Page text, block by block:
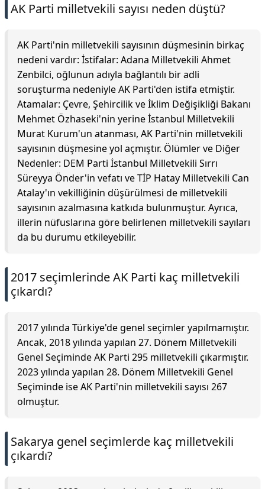
AK Parti milletvekili sayısı neden düştü?
AK Parti'nin milletvekili sayısının düşmesinin birkaç
nedeni vardır: İstifalar: Adana Milletvekili Ahmet
Zenbilci, oğlunun adıyla bağlantılı bir adli
soruşturma nedeniyle AK Parti'den istifa etmiştir.
Atamalar: Çevre, Şehircilik ve İklim Değişikliği Bakanı
Mehmet Özhaseki'nin yerine İstanbul Milletvekili
Murat Kurum'un atanması, AK Parti'nin milletvekili
sayısının düşmesine yol açmıştır. Ölümler ve Diğer
Nedenler: DEM Parti İstanbul Milletvekili Sırrı
Süreyya Önder'in vefatı ve TİP Hatay Milletvekili Can
Atalay'ın vekilliğinin düşürülmesi de milletvekili
sayısının azalmasına katkıda bulunmuştur. Ayrıca,
illerin nüfuslarına göre belirlenen milletvekili sayıları
da bu durumu etkileyebilir.
2017 seçimlerinde AK Parti kaç milletvekili
çıkardı?
2017 yılında Türkiye'de genel seçimler yapılmamıştır.
Ancak, 2018 yılında yapılan 27. Dönem Milletvekili
Genel Seçiminde AK Parti 295 milletvekili çıkarmıştır.
2023 yılında yapılan 28. Dönem Milletvekili Genel
Seçiminde ise AK Parti'nin milletvekili sayısı 267
olmuştur.
Sakarya genel seçimlerde kaç milletvekili
çıkardı?